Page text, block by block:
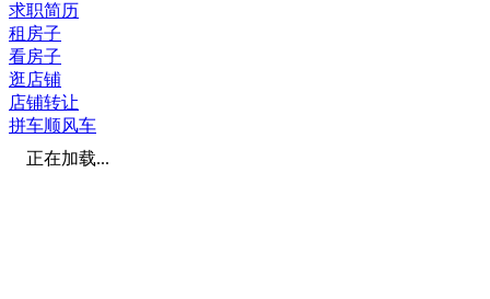
求职简历
租房子
看房子
逛店铺
店铺转让
拼车顺风车
正在加载...